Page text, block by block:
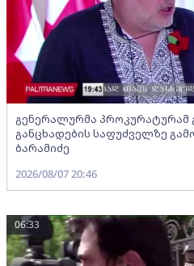
გენერალურმა პროკურატურამ
განცხადების საფუძველზე
ბარამიძე
2026/08/07 20:46
06:33